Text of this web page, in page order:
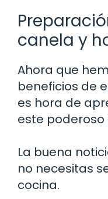
canela y
Ahora que
beneficios de
es hora de
este poderoso
La buena
no necesitas
cocina.